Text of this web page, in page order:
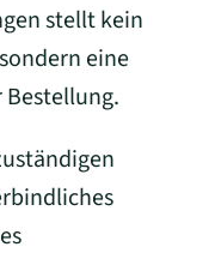
stellt kein
eine
Bestellung.